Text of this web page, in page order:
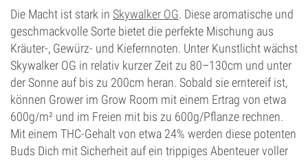
Die Macht ist stark in Skywalker OG. Diese aromatische und
geschmackvolle Sorte bietet die perfekte Mischung aus
Kräuter-, Gewürz- und Kiefernnoten. Unter Kunstlicht wächst
Skywalker OG in relativ kurzer Zeit zu 80–130cm und unter
der Sonne auf bis zu 200cm heran. Sobald sie erntereif ist,
können Grower im Grow Room mit einem Ertrag von etwa
600g/m² und im Freien mit bis zu 600g/Pflanze rechnen.
Mit einem THC-Gehalt von etwa 24% werden diese potenten
Buds Dich mit Sicherheit auf ein trippiges Abenteuer voller